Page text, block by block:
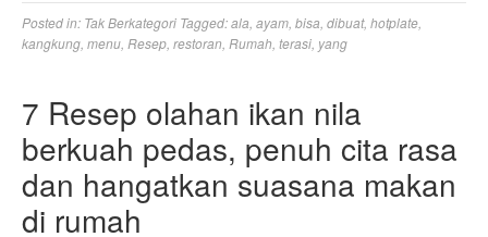
Posted in: Tak Berkategori Tagged:ala ayam bisa dibuat, hotplate
kangkung menu Resep restoran Rumah terasi yang
7 Resep olahan ikan nila
berkuah pedas, penuh cita rasa
dan hangatkan suasana makan
di rumah